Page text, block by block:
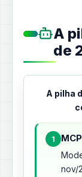
A
de
A pilha
1
nov/